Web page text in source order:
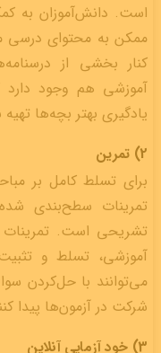
ا‌ست. دانش‌آموزان به
ممکن به محتوای درسی
کنار بخشی از
آموزشی هم وجود دارد
یادگیری بهتر بچه‌ها
2) تمرین
برای تسلط کامل بر
تمرینات سطح‌بندی
تشریحی است.
آموزشی، تسلط و
می‌توانند با حل‌کردن
شرکت در آزمون‌ها پیدا
3) خود آزمایی آنلاین